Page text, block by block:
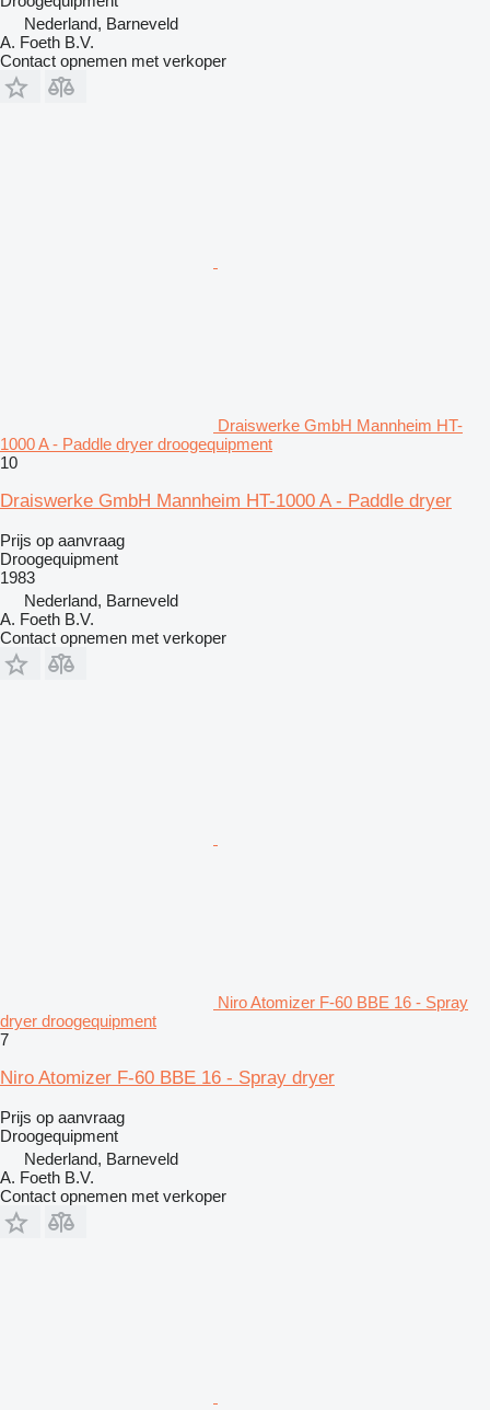
Nederland, Barneveld
A. Foeth B.V.
Contact opnemen met verkoper
Draiswerke GmbH Mannheim HT-
1000 A - Paddle dryer droogequipment
10
Draiswerke GmbH Mannheim HT-1000 A - Paddle dryer
Prijs op aanvraag
Droogequipment
1983
Nederland, Barneveld
A. Foeth B.V.
Contact opnemen met verkoper
Niro Atomizer F-60 BBE 16 - Spray
dryer droogequipment
7
Niro Atomizer F-60 BBE 16 - Spray dryer
Prijs op aanvraag
Droogequipment
Nederland, Barneveld
A. Foeth B.V.
Contact opnemen met verkoper